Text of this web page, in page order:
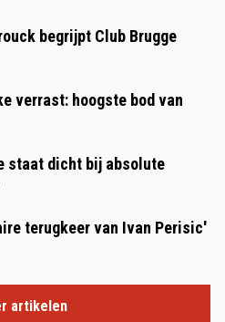
begrijpt Club Brugge
verrast: hoogste bod van
staat dicht bij absolute
terugkeer van Ivan Perisic'
artikelen